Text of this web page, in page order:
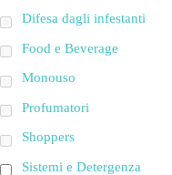
Difesa dagli infestanti
Food e Beverage
Monouso
Profumatori
Shoppers
Sistemi e Detergenza